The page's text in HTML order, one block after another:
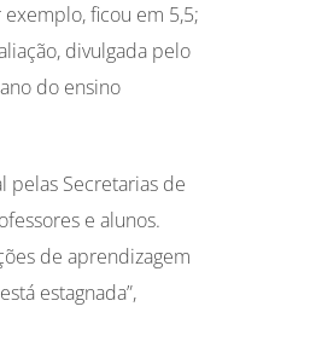
ficou em 5,5;
divulgada pelo
do ensino
pelas Secretarias de
e alunos.
de aprendizagem
estagnada”,